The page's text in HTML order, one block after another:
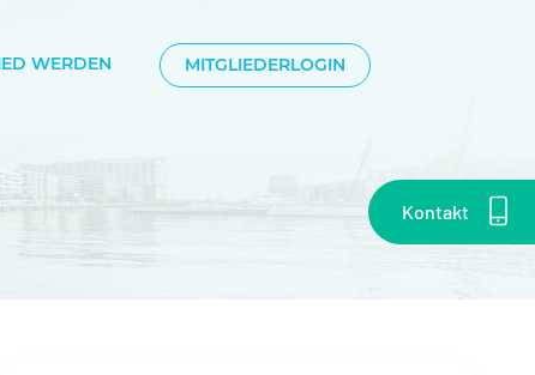
Kontakt
WERDEN MITGLIEDERLOGIN